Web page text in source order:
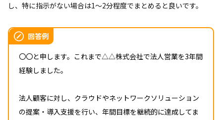
し、特に指示がない場合は1～2分程度でまとめると良いです。
回答例
〇〇と申します。これまで△△株式会社で法人営業を3年間
経験しました。
法人顧客に対し、クラウドやネットワークソリューション
の提案・導入支援を行い、年間目標を継続的に達成してま